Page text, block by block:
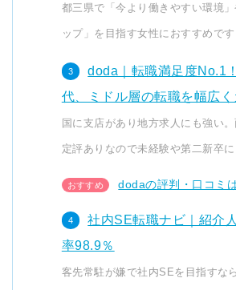
都三県で「今より働きやすい環境
ップ」を目指す女性におすすめです
doda｜転職満足度No.1
代、ミドル層の転職を幅広く
国に支店があり地方求人にも強い
定評ありなので未経験や第二新卒
dodaの評判・口コミ
社内SE転職ナビ｜紹介
率98.9％
客先常駐が嫌で社内SEを目指すな